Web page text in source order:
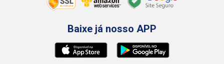
Baixe já nosso APP